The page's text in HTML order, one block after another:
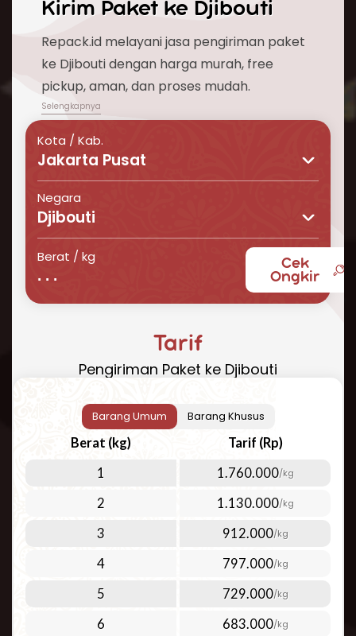
Kirim Paket ke Djibouti
Repack.id melayani jasa pengiriman paket
ke Djibouti dengan harga murah, free
pickup, aman, dan proses mudah.
Butuh layanan pengiriman barang ke Djibouti
yang cepat, aman, dan terjangkau? Repack.id
pengiriman paket ke Djibouti Anda. Dengan
pengalaman bertahun-tahun dalam industri
logistik internasional, kami menawarkan
diandalkan ke Djibouti dan 200+ negara lainnya
di seluruh dunia.
Cara Kirim Paket ke Djibouti yang
Mudah dan Efisien
Kirim paket ke Djibouti
kini menjadi lebih mudah
dengan layanan Repack.id. Kami fokus pada
untuk memenuhi berbagai kebutuhan
pelanggan. Pengiriman udara menjadi pilihan
ideal untuk:
Kota / Kab.
Jakarta Pusat
Negara
Djibouti
Berat / kg
Cek
Ongkir
Tarif
Pengiriman Paket ke Djibouti
Barang Umum Barang Khusus
Berat (kg)
Tarif (Rp)
1
1.760.000/kg
2 1.130.000/kg
3 912.000/kg
4 797.000/kg
5 729.000/kg
6 683.000/kg